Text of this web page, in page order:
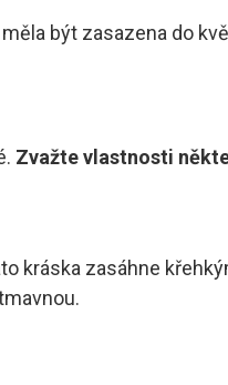
být zasazena do
Zvažte vlastnosti
kráska zasáhne